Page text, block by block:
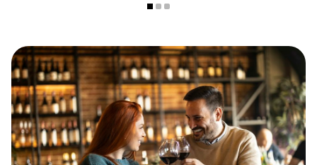
Woensdag: 09:00 – 22:00
Donderdag: 09:00 – 22:00
Vrijdag: 09:00 – 22:00
Zaterdag: 09:00 – 22:00
Zondag: 09:00 – 22:00